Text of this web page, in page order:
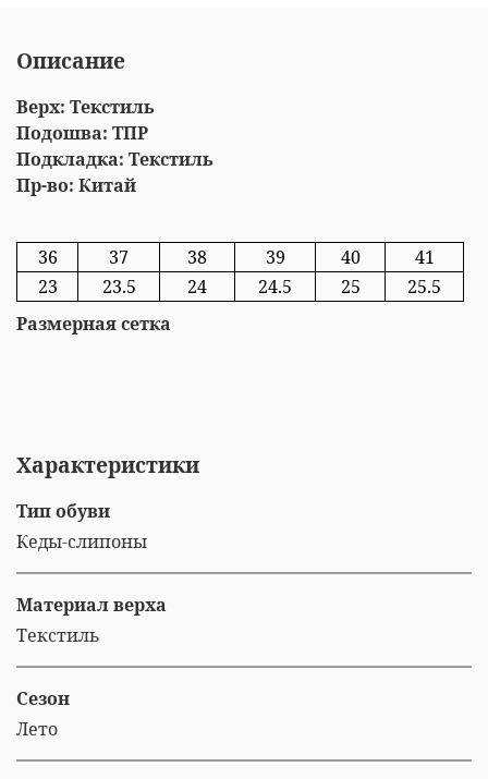
Описание
Верх: Текстиль
Подошва: ТПР
Подкладка: Текстиль
Пр-во: Китай
Размерная сетка
36 37 38 39 40
41
23
23.5 24 24.5 25 25.5
Характеристики
Тип обуви
Кеды-слипоны
Материал верха
Текстиль
Сезон
Лето